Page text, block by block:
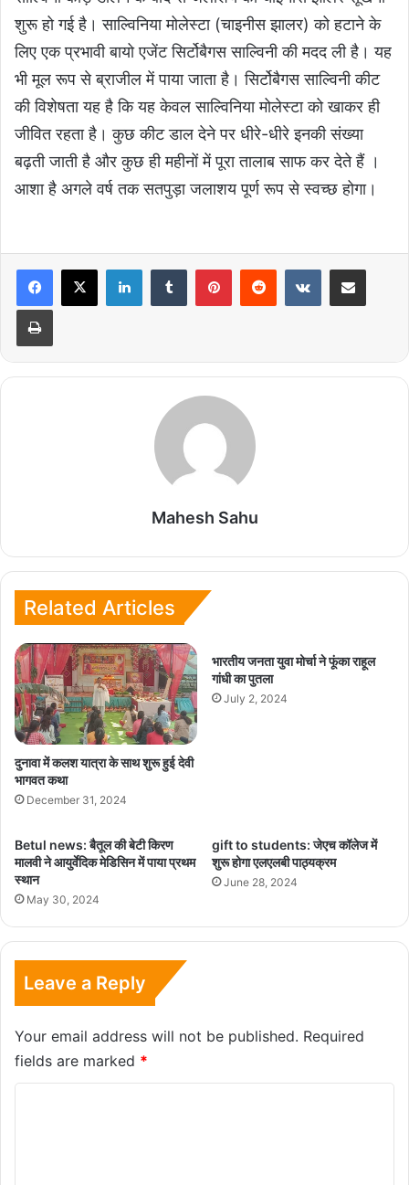
शुरू हो गई है। साल्विनिया मोलेस्टा (चाइनीस झालर) को हटाने के
लिए एक प्रभावी बायो एजेंट सिर्टोबैगस साल्विनी की मदद ली है। यह
भी मूल रूप से ब्राजील में पाया जाता है। सिर्टोबैगस साल्विनी कीट
की विशेषता यह है कि यह केवल साल्विनिया मोलेस्टा को खाकर ही
जीवित रहता है। कुछ कीट डाल देने पर धीरे-धीरे इनकी संख्या
बढ़ती जाती है और कुछ ही महीनों में पूरा तालाब साफ कर देते हैं ।
आशा है अगले वर्ष तक सतपुड़ा जलाशय पूर्ण रूप से स्वच्छ होगा।
Mahesh Sahu
Related Articles
दुनावा में कलश यात्रा के साथ शुरू हुई देवी
भागवत कथा
December 31, 2024
भारतीय जनता युवा मोर्चा ने फूंका राहूल
गांधी का पुतला
July 2, 2024
Betul news: बैतूल की बेटी किरण
मालवी ने आयुर्वेदिक मेडिसिन में पाया प्रथम
स्थान
May 30, 2024
gift to students: जेएच कॉलेज में
शुरू होगा एलएलबी पाठ्यक्रम
June 28, 2024
Leave a Reply
Your email address will not be published. Required
fields are marked *